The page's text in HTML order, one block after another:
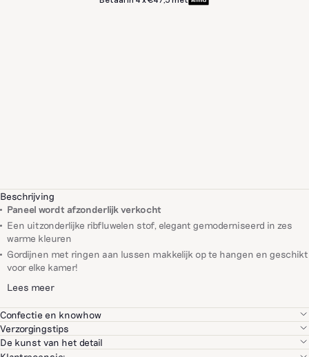
Beschrijving
Paneel wordt afzonderlijk verkocht
Een uitzonderlijke ribfluwelen stof, elegant gemoderniseerd in zes
warme kleuren
Gordijnen met ringen aan lussen makkelijk op te hangen en geschikt
voor elke kamer!
Lees meer
Confectie en knowhow
We selecteren elk van onze partners met grote zorg, op basis van hun
vakmanschap, de kwaliteit van hun producten en milieugerelateerde
en maatschappelijke criteria.
Verzorgingstips
Professioneel wassen aanbevolen
De kunst van het detail